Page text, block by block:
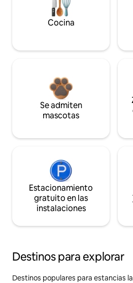
Cocina
Se admiten
mascotas
Estacionamiento
gratuito en las
instalaciones
Destinos para explorar
Destinos populares para estancias